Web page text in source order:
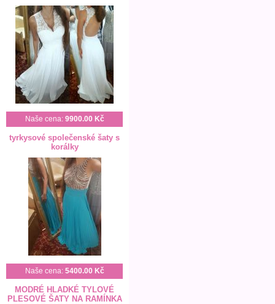
Naše cena: 9900.00 Kč
tyrkysové společenské šaty s
korálky
Naše cena: 5400.00 Kč
MODRÉ HLADKÉ TYLOVÉ
PLESOVÉ ŠATY NA RAMÍNKA